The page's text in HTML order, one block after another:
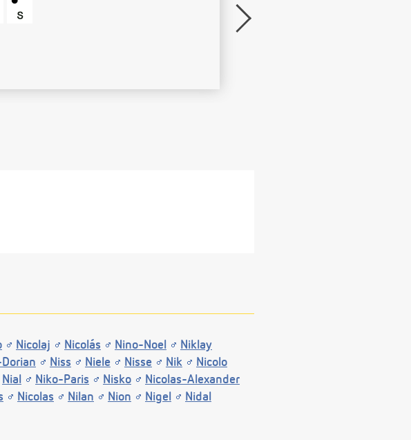
Nicolaj Nicolás Nino-Noel
Niklay
Niss Niele Nisse Nik
Nicolo
Nial Niko-Paris Nisko
Nicolas-Alexander
Nicolas Nilan Nion Nigel Nidal